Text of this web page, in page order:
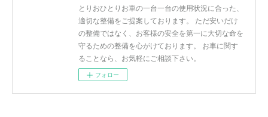
とりおひとりお車の一台一台の使用状況に合った、
適切な整備をご提案しております。 ただ安いだけ
の整備ではなく、お客様の安全を第一に大切な命を
守るための整備を心がけております。 お車に関す
ることなら、お気軽にご相談下さい。
フォロー